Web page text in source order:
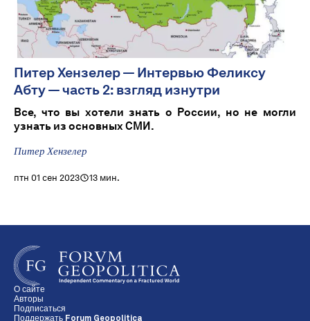
Питер Хензелер — Интервью Феликсу
Абту — часть 2: взгляд изнутри
Все, что вы хотели знать о России, но не могли
узнать из основных СМИ.
Питер Хензелер
птн 01 сен 2023 13 мин.
О сайте
Авторы
Подписаться
Поддержать Forum Geopolitica